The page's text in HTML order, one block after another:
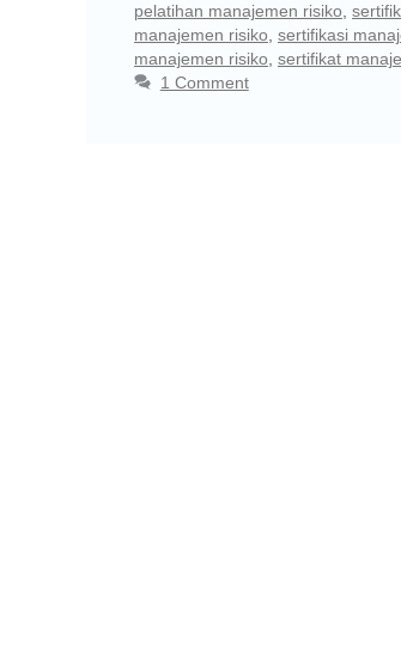
pelatihan manajemen risiko
manajemen risiko sertifikasi
manajemen risiko sertifikat
1 Comment